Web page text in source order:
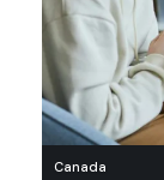
Canada